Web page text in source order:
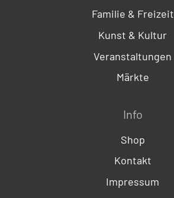
Familie & Freizeit
Kunst & Kultur
Veranstaltungen
Märkte
Info
Shop
Kontakt
Impressum